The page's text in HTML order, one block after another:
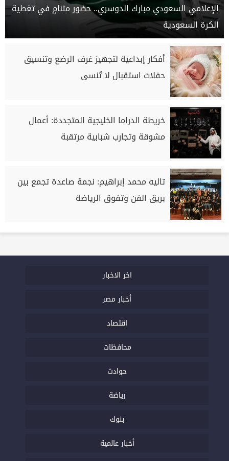
الإعلامي السعودي مبارك الدوسري.. حضور متنامٍ في تغطية
الكرة السعودية
أفكار إبداعية لتجهيز غرف الرضع وتنسيق
حفلات استقبال لا تُنسى
خريطة الدراما الخليجية المتجددة: أعمال
مشوقة وتجارب شبابية مرتقبة
تاليه محمد إبراهيم: نجمة صاعدة تجمع بين
بريق الفن وتفوق الرياضة
اخر الاخبار
أخبار مصر
اقتصاد
محافظات
حوادث
رياضة
بنوك
أخبار عالمية